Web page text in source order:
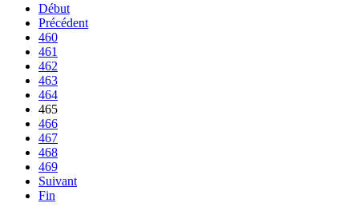
Début
Précédent
460
461
462
463
464
465
466
467
468
469
Suivant
Fin